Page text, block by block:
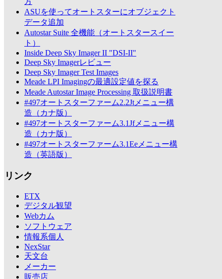
ASUを使ってオートスターにオブジェクト
データ追加
Autostar Suite 全機能（オートスタースイー
ト）
Inside Deep Sky Imager II "DSI-II"
Deep Sky Imagerレビュー
Deep Sky Imager Test Images
Meade LPI Imagingの最適設定値を探る
Meade Autostar Image Processing 取扱説明書
#497オートスターファーム2.2Jtメニュー構
造（カナ版）
#497オートスターファーム3.1Jfメニュー構
造（カナ版）
#497オートスターファーム3.1Eeメニュー構
造（英語版）
リンク
ETX
デジタル観望
Webカム
ソフトウェア
情報系個人
NexStar
天文台
メーカー
販売店